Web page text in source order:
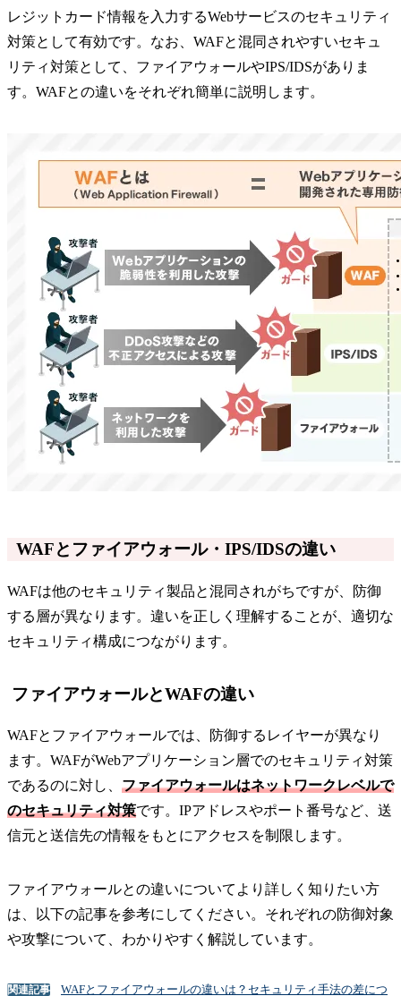
レジットカード情報を入力するWebサービスのセキュリティ
対策として有効です。なお、WAFと混同されやすいセキュ
リティ対策として、ファイアウォールやIPS/IDSがありま
す。WAFとの違いをそれぞれ簡単に説明します。
WAFとファイアウォール・IPS/IDSの違い
WAFは他のセキュリティ製品と混同されがちですが、防御
する層が異なります。違いを正しく理解することが、適切な
セキュリティ構成につながります。
ファイアウォールとWAFの違い
WAFとファイアウォールでは、防御するレイヤーが異なり
ます。WAFがWebアプリケーション層でのセキュリティ対策
であるのに対し、 ファイアウォールはネットワークレベルで
のセキュリティ対策です。IPアドレスやポート番号など、送
信元と送信先の情報をもとにアクセスを制限します。
ファイアウォールとの違いについてより詳しく知りたい方
は、以下の記事を参考にしてください。それぞれの防御対象
や攻撃について、わかりやすく解説しています。
関連記事 WAFとファイアウォールの違いは？セキュリティ手法の差につ